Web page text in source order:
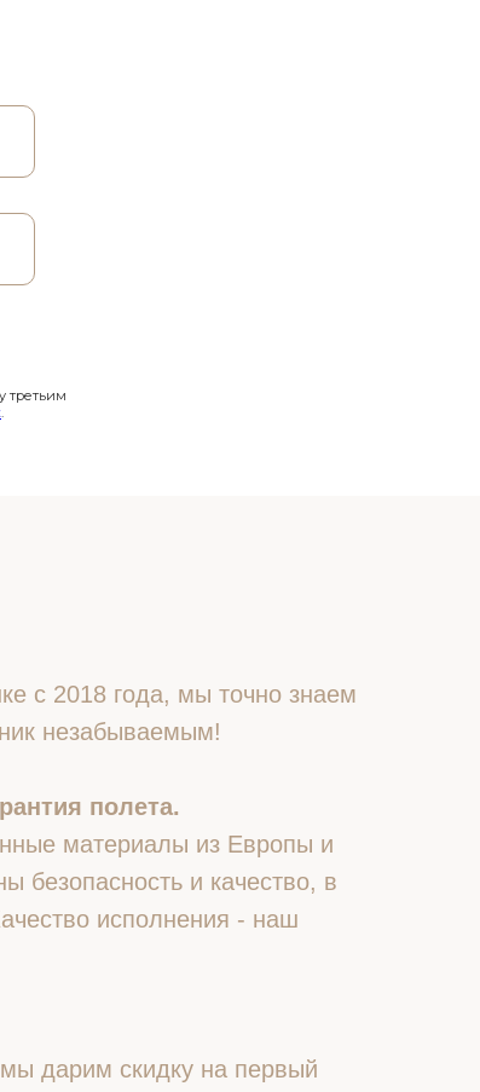
третьим
.
с 2018 года, мы точно знаем
незабываемым!
полета.
материалы из Европы и
безопасность и качество, в
исполнения - наш
дарим скидку на первый